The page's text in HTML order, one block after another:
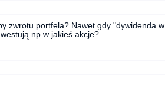
zwrotu portfela? Nawet gdy "dywidenda w
np w jakieś akcje?